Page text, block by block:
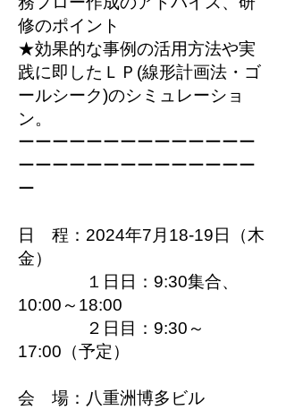
修のポイント
★効果的な事例の活用方法や実
践に即したＬＰ(線形計画法・ゴ
ールシーク)のシミュレーショ
ン。
ーーーーーーーーーーーーーー
ーーーーーーーーーーーーーー
ー
日 程：2024年7月18-19日（木
金）
１日日：9:30集合、
10:00～18:00
２日目：9:30～
17:00（予定）
会 場：八重洲博多ビル